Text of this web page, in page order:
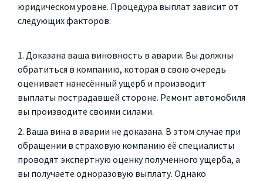
юридическом уровне. Процедура выплат зависит от
следующих факторов:
Доказана ваша виновность в аварии. Вы должны
обратиться в компанию, которая в свою очередь
оценивает нанесённый ущерб и производит
выплаты пострадавшей стороне. Ремонт автомобиля
вы производите своими силами.
Ваша вина в аварии не доказана. В этом случае при
обращении в страховую компанию её специалисты
проводят экспертную оценку полученного ущерба, а
вы получаете одноразовую выплату. Однако